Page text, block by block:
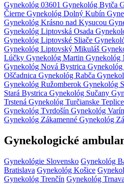
Gynekológ 03601 Gynekológ Bytča
Čierne Gynekológ Dolný Kubín
Gynekológ Krásno nad Kysucou
Gynekológ Liptovská Osada
Gynekológ Liptovské Sliače
Gynekológ Liptovský Mikuláš
Lúčky Gynekológ Martin Gynekológ
Gynekológ Nová Bystrica
Oščadnica Gynekológ Rabča
Gynekológ Ružomberok Gynekológ
Stará Bystrica Gynekológ Sučany
Trstená Gynekológ Turčianske Teplice
Gynekológ Tvrdošín Gynekológ Varín
Gynekológ Zákamenné Gynekológ
Gynekologické
Gynekológie Slovensko Gynekológ
Bratislava Gynekológ Košice
Gynekológ Trenčín Gynekológ Trnava